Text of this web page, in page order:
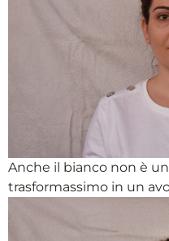
Anche il bianco non è
trasformassimo in un